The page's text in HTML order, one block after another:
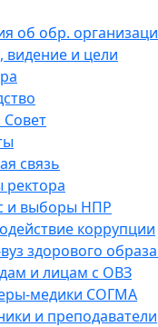
об обр.
видение и цели
связь
и выборы НПР
коррупции
здорового
и лицам с ОВЗ
медики СОГМА
и преподаватели